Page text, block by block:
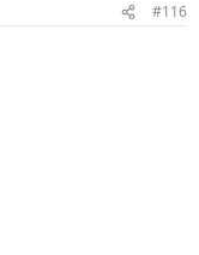
#116